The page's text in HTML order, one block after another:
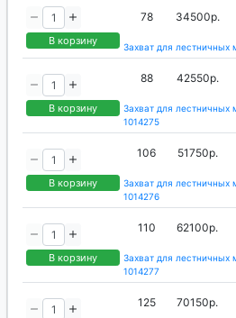
В корзину
78 34500р.
Захват для
В корзину
88 42550р.
Захват для
1014275
В корзину
106 51750р.
Захват для
1014276
В корзину
110 62100р.
Захват для
1014277
125 70150р.